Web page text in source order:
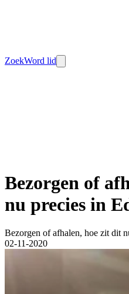
ZoekWord lid
Bezorgen of
nu precies in
Bezorgen of afhalen, hoe zit dit
02-11-2020